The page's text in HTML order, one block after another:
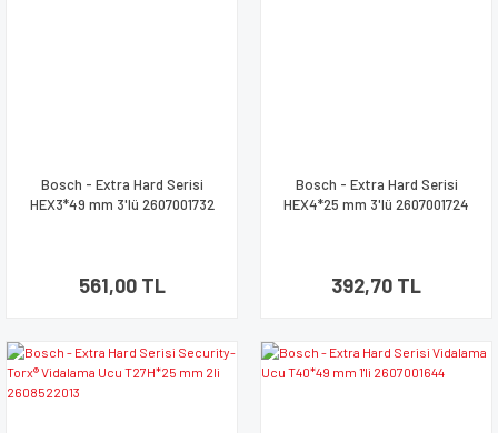
Bosch - Extra Hard Serisi
HEX3*49 mm 3'lü 2607001732
561,00 TL
Bosch - Extra Hard Serisi
HEX4*25 mm 3'lü 2607001724
392,70 TL